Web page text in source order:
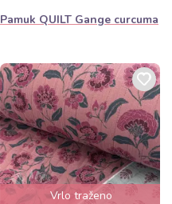
Pamuk QUILT Gange curcuma
Vrlo traženo